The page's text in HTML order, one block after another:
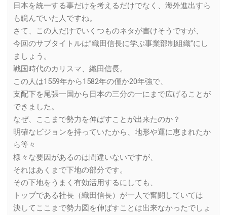
日本を統一する事だけを考えるだけでなく、海外進出すら
も睨んでいた人ですね。
さて、この人だけでいくつものネタが書けそうですが、
今回のサブタイトルは”織田信長に学ぶ事業部制組織”にし
ましょう。
戦国時代のカリスマ、織田信長。
この人は1559年から1582年の僅か20年強で、
支配下を尾張一国から日本の三分の一にまで広げることが
できました。
なぜ、ここまで勢力を伸ばすことが出来たのか？
明確なビジョンを持っていたから、地形や運に恵まれたか
ら等々
様々な要因があるのは間違いないですが、
それはあくまで下地の部分です。
その下地をうまく有効活用するにしても、
トップである社長（織田信長）が一人で奮闘していては
決してここまで勢力図を伸ばすことは出来なかったでしょ